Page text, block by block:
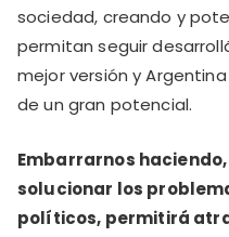
sociedad, creando y
permitan seguir
mejor versión y
de un gran potencial.
Embarrarnos
solucionar los
políticos, permitirá